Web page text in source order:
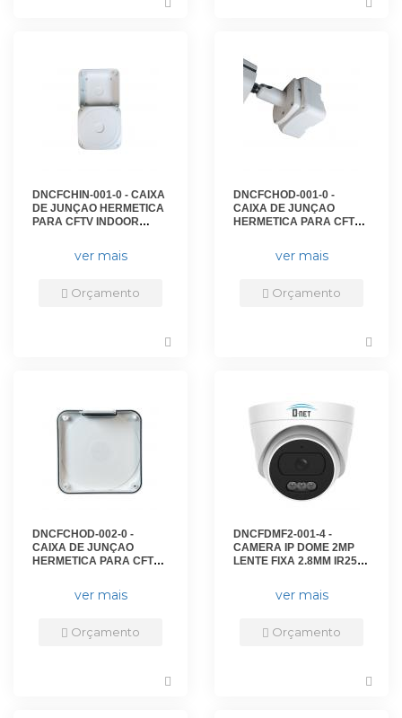
DNCFCHIN-001-0 - CAIXA
DE JUNÇAO HERMETICA
PARA CFTV INDOOR
ver mais
Orçamento
DNCFCHOD-001-0 -
CAIXA DE JUNÇAO
HERMETICA PARA CFTV
110X110X57MM - DN-
CXH02 - D-NET
ver mais
Orçamento
DNCFCHOD-002-0 -
CAIXA DE JUNÇAO
HERMETICA PARA CFTV
SPGF10X10 DE
DN-CXH03 - D-NET
ver mais
Orçamento
DNCFDMF2-001-4 -
CAMERA IP DOME 2MP
LENTE FIXA 2.8MM IR25M
D2EF2825 - D-NET
ver mais
Orçamento